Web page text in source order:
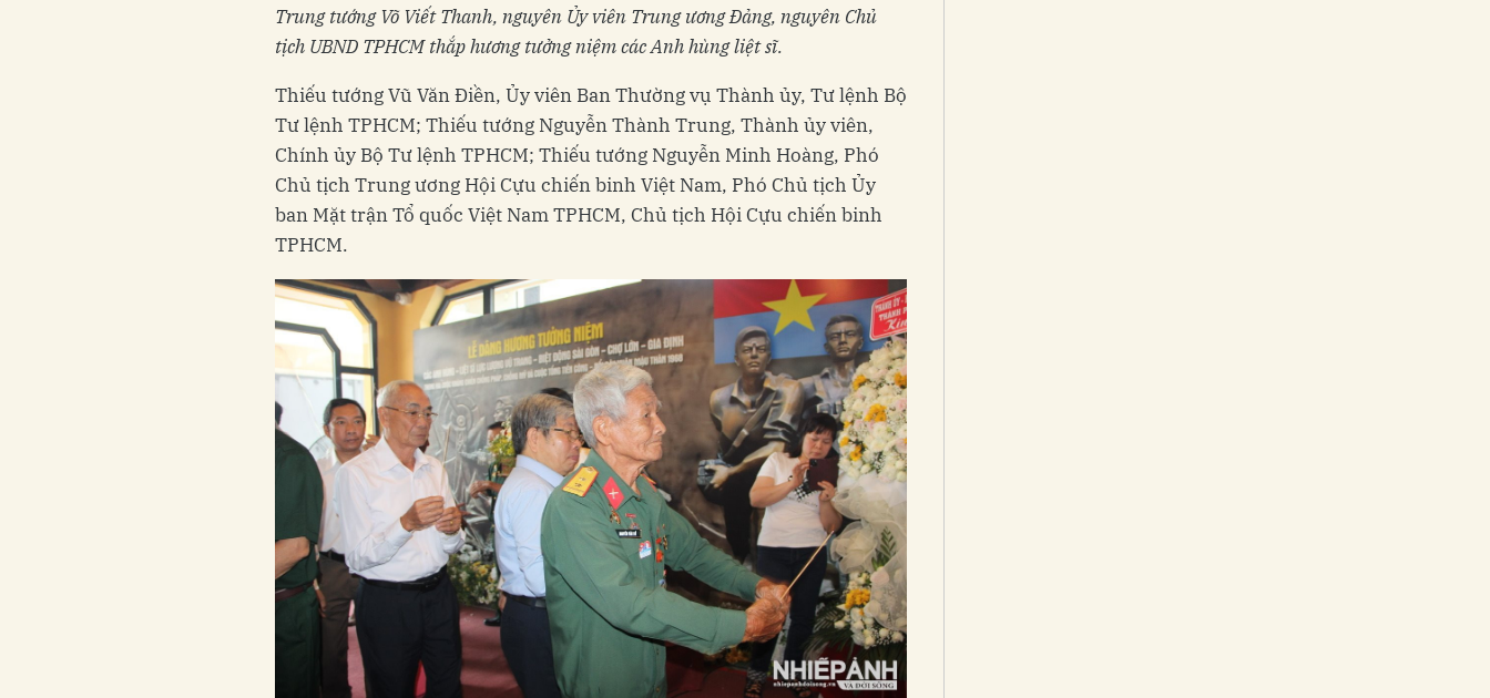
Trung tướng Võ Viết Thanh, nguyên Ủy viên Trung ương Đảng, nguyên Chủ
tịch UBND TPHCM thắp hương tưởng niệm các Anh hùng liệt sĩ.
Thiếu tướng Vũ Văn Điền, Ủy viên Ban Thường vụ Thành ủy, Tư lệnh Bộ
Tư lệnh TPHCM; Thiếu tướng Nguyễn Thành Trung, Thành ủy viên,
Chính ủy Bộ Tư lệnh TPHCM; Thiếu tướng Nguyễn Minh Hoàng, Phó
Chủ tịch Trung ương Hội Cựu chiến binh Việt Nam, Phó Chủ tịch Ủy
ban Mặt trận Tổ quốc Việt Nam TPHCM, Chủ tịch Hội Cựu chiến binh
TPHCM.